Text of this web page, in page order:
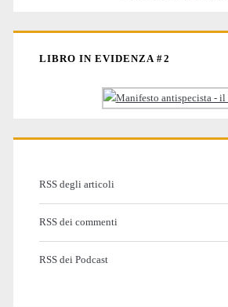
LIBRO IN EVIDENZA #2
RSS degli articoli
RSS dei commenti
RSS dei Podcast